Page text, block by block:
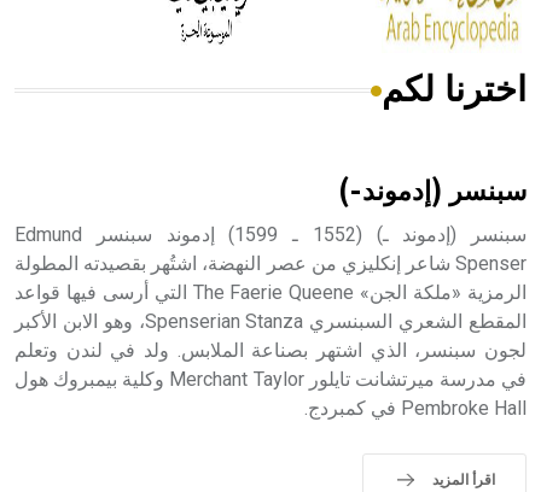
هل تعلم أن الأبسيد كلمة فرنسية اللفظ تم اعتمادها مصطلحاً
- هل تعلم أن أبجر Abgar اسم معروف جيداً يعود إلى عدد من
الملوك الذين حكموا مدينة إديسا (الرها) من أبجر الأول وحتى
التاسع، وهم ينتسبون إلى أسرة أوسروين
اخترنا لكم
سبنسر (إدموند-)
سبنسر (إدموند ـ) (1552 ـ 1599) إدموند سبنسر Edmund
Spenser شاعر إنكليزي من عصر النهضة، اشتُهر بقصيدته المطولة
الرمزية «ملكة الجن» The Faerie Queene التي أرسى فيها قواعد
المقطع الشعري السبنسري Spenserian Stanza، وهو الابن الأكبر
لجون سبنسر، الذي اشتهر بصناعة الملابس. ولد في لندن وتعلم
في مدرسة ميرتشانت تايلور Merchant Taylor وكلية بيمبروك هول
Pembroke Hall في كمبردج.
اقرأ المزيد